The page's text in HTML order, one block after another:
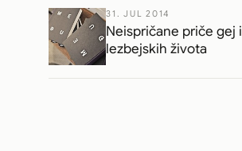
31. JUL 2014
Neispričane priče gej i
lezbejskih života